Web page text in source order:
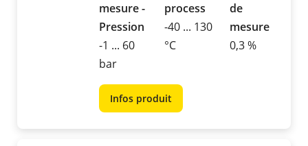
mesure -
Pression
-1 ... 60
bar
process
-40 ... 130
°C
de
mesure
0,3 %
Infos produit